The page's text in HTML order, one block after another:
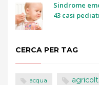
Sindrome
43 casi
CERCA PER TAG
acqua